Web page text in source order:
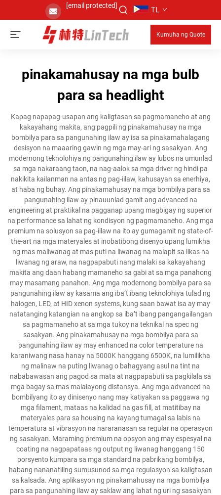
[email protected] TL
Kumuha ng Quote
pinakamahusay na mga bulb
para sa headlight
Kapag napapag-usapan ang kaligtasan sa pagmamaneho at ang
kakayahang makita, ang pagpili ng pinakamahusay na mga
bombilya para sa pangunahing ilaw ay isa sa pinakamahalagang
desisyon na maaaring gawin ng mga may-ari ng sasakyan. Ang
modernong teknolohiya ng pangunahing ilaw ay lubos na umunlad
sa mga nakaraang taon, na nag-aalok sa mga driver ng hindi pa
nakikita kailanman na antas ng pag-iilaw, kahusayan sa enerhiya,
at haba ng buhay. Ang pinakamahusay na mga bombilya para sa
pangunahing ilaw ay pinauunlad gamit ang advanced na
engineering at praktikal na pagganap upang magbigay ng superior
na performance sa lahat ng kondisyon ng pagmamaneho. Ang mga
premium na solusyon sa pag-iilaw na ito ay gumagamit ng state-of-
the-art na mga materyales at inobatibong disenyo upang lumikha
ng mas maliwanag at mas puti na liwanag na malapit sa likas na
liwanag ng araw, na nagpapabuti nang malaki sa kakayahang
makita ang daan habang mamaneho sa gabi at sa mga panahong
may masamang panahon. Ang mga modernong bombilya para sa
pangunahing ilaw ay kasama ang iba’t ibang teknolohiya tulad ng
halogen, LED, at HID xenon systems, kung saan bawat isa ay may
natatanging katangian na angkop sa iba’t ibang pangangailangan
sa pagmamaneho at sa mga tukoy na teknikal na spec ng
sasakyan. Ang pinakamahusay na mga bombilya para sa
pangunahing ilaw ay may enhanced na color temperature na
karaniwang nasa hanay na 5000K hanggang 6500K, na lumilikha
ng malinaw na puting liwanag o bahagyang asul na tint na
nababawasan ang pagod sa mata at nagpapabuti sa pagkilala sa
mga bagay sa mas malalayong distansya. Ang mga advanced na
bombilyang ito ay dinisenyo nang may katiyakan sa paggawa ng
mga filament, mataas na kalidad na gas fill, at matitibay na
materyales para sa housing na kayang tumagal sa labis na
temperatura at vibrasyon na nararanasan sa regular na operasyon
ng sasakyan. Maraming premium na opsyon ang may espesyal na
coating na nagpapataas ng output ng liwanag hanggang 150
porsyento kumpara sa mga standard na pabrikang bombilya,
habang nananatiling sumusunod sa mga regulasyon sa kaligtasan
sa kalsada. Ang aplikasyon ng pinakamahusay na mga bombilya
para sa pangunahing ilaw ay saklaw ang lahat ng uri ng sasakyan